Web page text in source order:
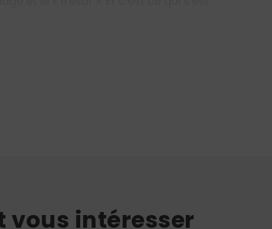
vous intéresser